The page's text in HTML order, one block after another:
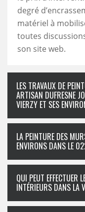
degré
matériel à
toutes
son site web.
LES TRAVAUX DE
ARTISAN DUFRESNE
VIERZY ET SES
LA PEINTURE DES
ENVIRONS DANS LE
QUI PEUT EFFECTUER
INTÉRIEURS DANS LA